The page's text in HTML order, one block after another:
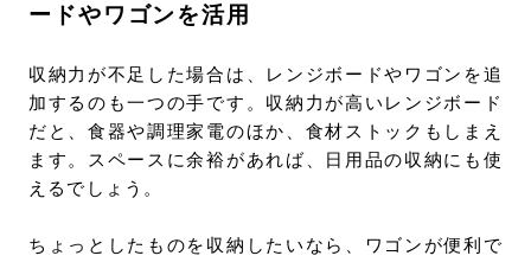
ードやワゴンを活用
収納力が不足した場合は、レンジボードやワゴンを追
加するのも一つの手です。収納力が高いレンジボード
だと、食器や調理家電のほか、食材ストックもしまえ
ます。スペースに余裕があれば、日用品の収納にも使
えるでしょう。
ちょっとしたものを収納したいなら、ワゴンが便利で